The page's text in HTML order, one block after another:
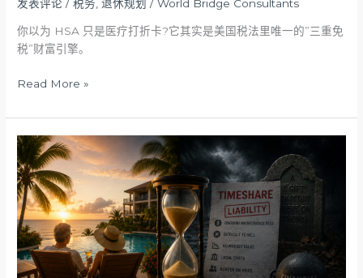
发表评论 /税务 ,退休规划 /World Bridge Consultants
你以为 HSA 只是医疗打折卡?它其实是美国税法里唯一的”三重免
税”财富引擎。
Read More »
分
时
度
假
屋
（Timeshare）：
生
前